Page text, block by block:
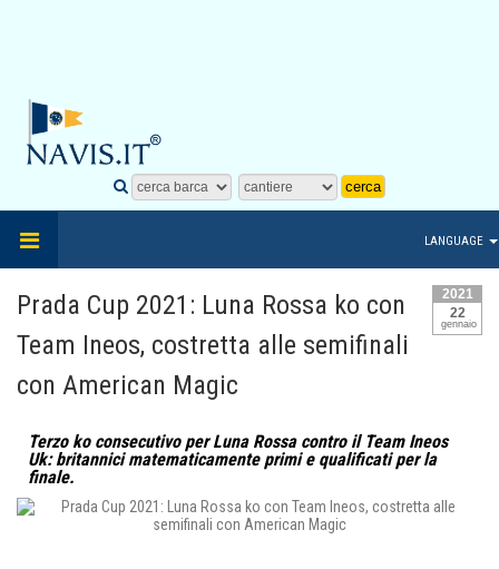
LANGUAGE
2021
22
gennaio
Prada Cup 2021: Luna Rossa ko con
Team Ineos, costretta alle semifinali
con American Magic
Terzo ko consecutivo per Luna Rossa contro il Team Ineos
Uk: britannici matematicamente primi e qualificati per la
finale.